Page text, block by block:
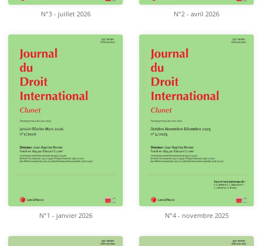
N°3 - juillet 2026 N°2 - avril 2026
N°1 - janvier 2026 N°4 - novembre 2025